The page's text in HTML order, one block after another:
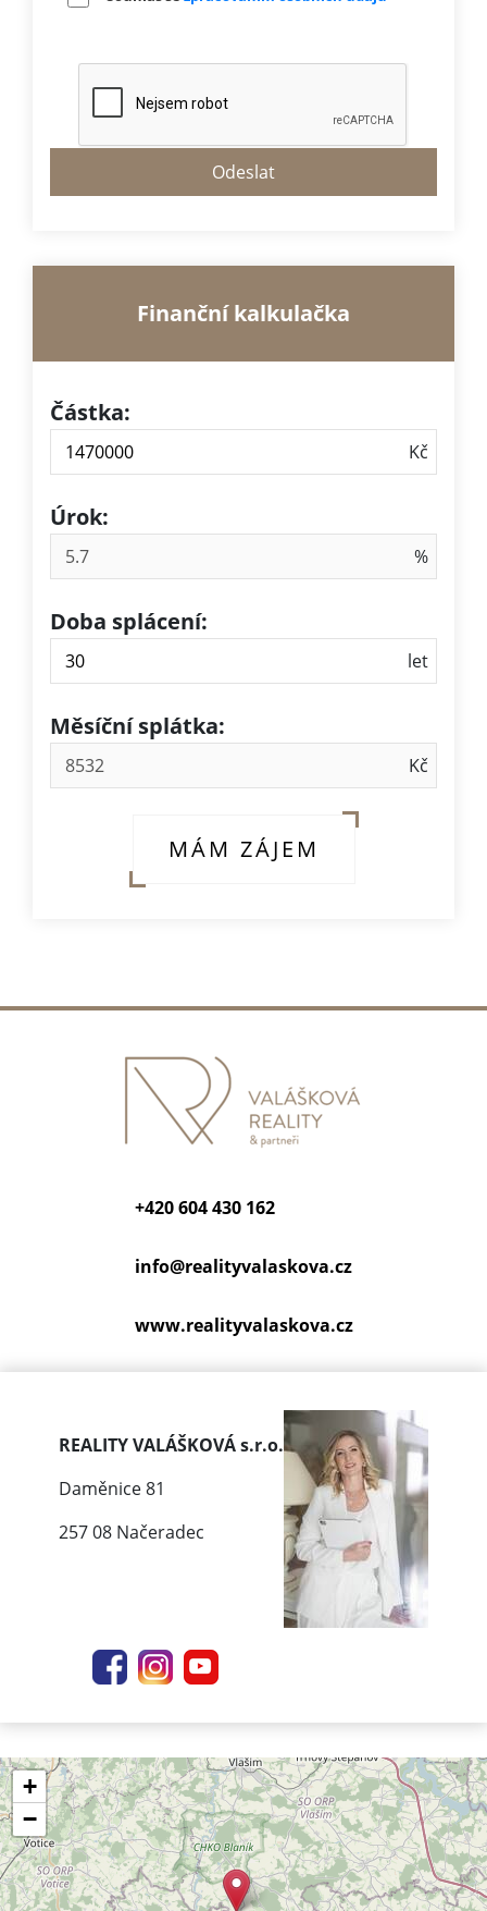
Finanční kalkulačka
Částka:
Úrok:
Doba splácení:
Měsíční splátka:
MÁM ZÁJEM
+420 604 430 162
info@realityvalaskova.cz
www.realityvalaskova.cz
REALITY VALÁŠKOVÁ s.r.o.
Daměnice 81
257 08 Načeradec
+
−